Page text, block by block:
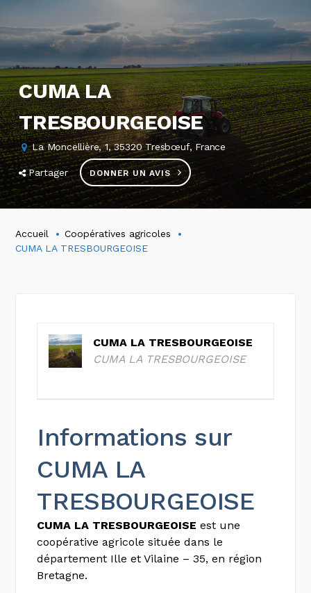
CUMA LA
TRESBOURGEOISE
La Moncellière, 1, 35320 Tresbœuf, France
Partager DONNER UN AVIS
Accueil
Coopératives agricoles
CUMA LA TRESBOURGEOISE
CUMA LA TRESBOURGEOISE
CUMA LA TRESBOURGEOISE
Informations sur
CUMA LA
TRESBOURGEOISE
CUMA LA TRESBOURGEOISE est une
coopérative agricole située dans le
département Ille et Vilaine – 35, en région
Bretagne.